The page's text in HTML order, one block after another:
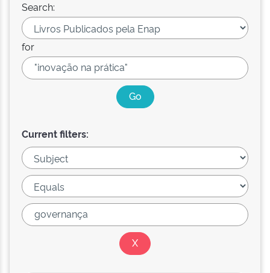
Search:
for
Current filters: